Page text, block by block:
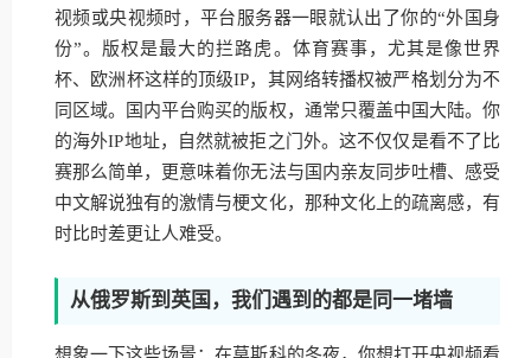
视频或央视频时，平台服务器一眼就认出了你的“外国身
份”。版权是最大的拦路虎。体育赛事，尤其是像世界
杯、欧洲杯这样的顶级IP，其网络转播权被严格划分为不
同区域。国内平台购买的版权，通常只覆盖中国大陆。你
的海外IP地址，自然就被拒之门外。这不仅仅是看不了比
赛那么简单，更意味着你无法与国内亲友同步吐槽、感受
中文解说独有的激情与梗文化，那种文化上的疏离感，有
时比时差更让人难受。
从俄罗斯到英国，我们遇到的都是同一堵墙